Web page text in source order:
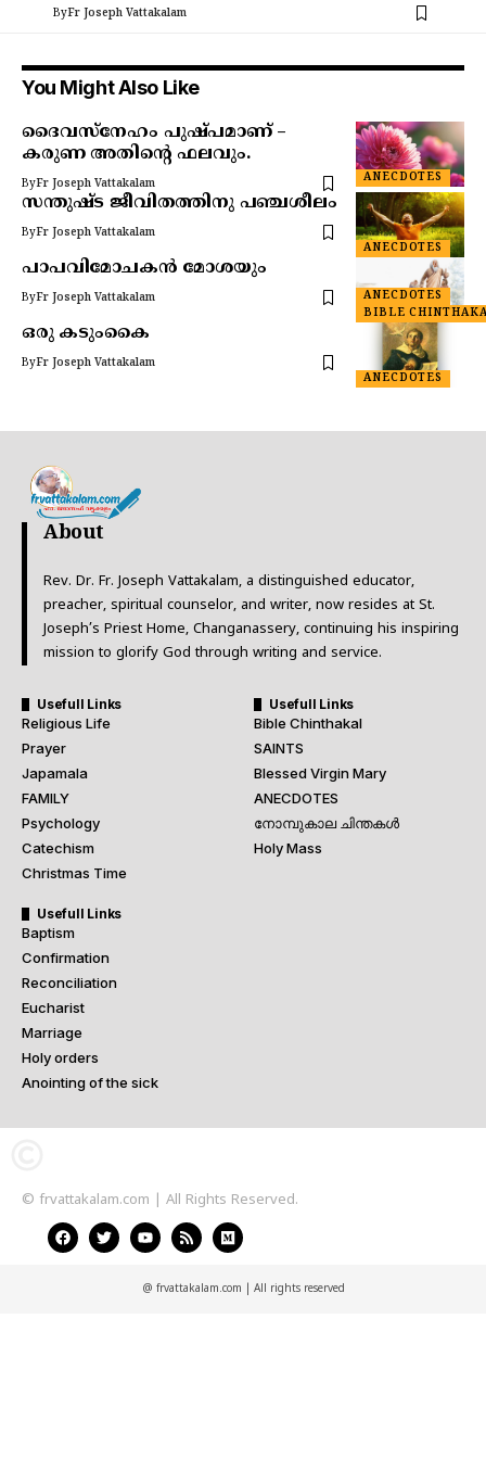
ByFr Joseph Vattakalam
You Might Also Like
ANECDOTES
ദൈവസ്നേഹം പുഷ്പമാണ് –
കരുണ അതിന്റെ ഫലവും.
ByFr Joseph Vattakalam
ANECDOTES
സന്തുഷ്ട ജീവിതത്തിനു പഞ്ചശീലം
ByFr Joseph Vattakalam
ANECDOTES
BIBLE
പാപവിമോചകൻ മോശയും
ByFr Joseph Vattakalam
ANECDOTES
ഒരു കടുംകൈ
ByFr Joseph Vattakalam
About
Rev. Dr. Fr. Joseph Vattakalam, a distinguished educator,
preacher, spiritual counselor, and writer, now resides at St.
Joseph’s Priest Home, Changanassery, continuing his inspiring
mission to glorify God through writing and service.
Usefull Links
Religious Life
Prayer
Japamala
FAMILY
Psychology
Catechism
Christmas Time
Usefull Links
Bible Chinthakal
SAINTS
Blessed Virgin Mary
ANECDOTES
നോമ്പുകാല ചിന്തകൾ
Holy Mass
Usefull Links
Baptism
Confirmation
Reconciliation
Eucharist
Marriage
Holy orders
Anointing of the sick
© frvattakalam.com | All Rights Reserved.
@ frvattakalam.com | All rights reserved